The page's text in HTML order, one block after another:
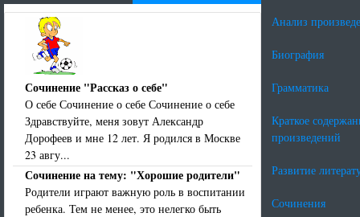
Сочинение "Рассказ о себе"
О себе Сочинение о себе Сочинение о себе
Здравствуйте, меня зовут Александр
Дорофеев и мне 12 лет. Я родился в Москве
23 авгу...
Сочинение на тему: "Хорошие родители"
Родители играют важную роль в воспитании
ребенка. Тем не менее, это нелегко быть
Анализ
Биография
Грамматика
Краткое
произведений
Развитие
Сочинения